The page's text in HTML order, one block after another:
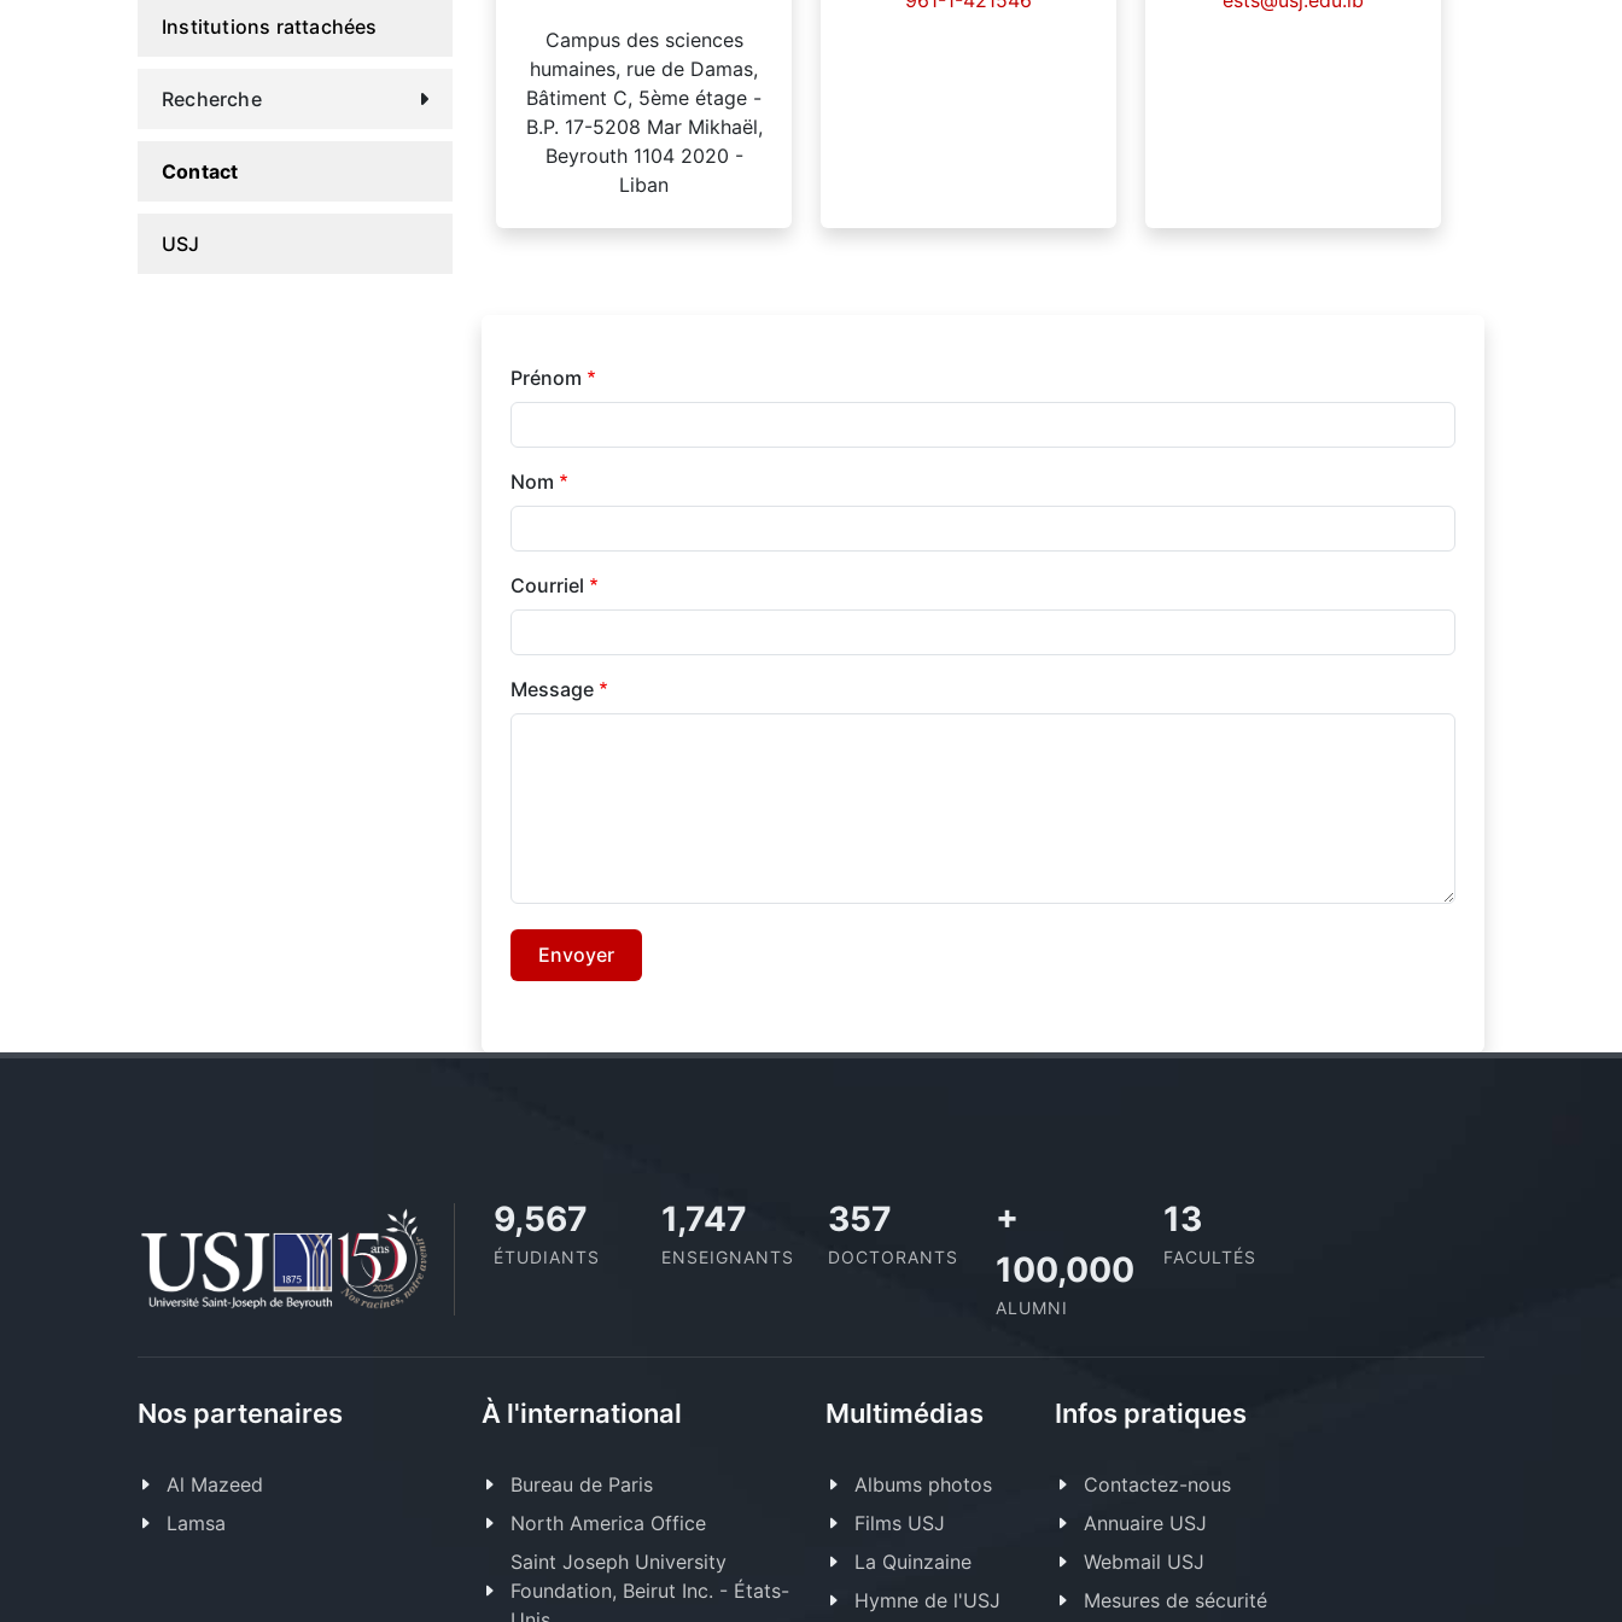
Institutions rattachées
Recherche
Contact
USJ
Campus des sciences
humaines, rue de Damas,
Bâtiment C, 5ème étage -
B.P. 17-5208 Mar Mikhaël,
Beyrouth 1104 2020 -
Liban
Prénom
Nom
Courriel
Message
11,110
ÉTUDIANTS
2,029
ENSEIGNANTS
414
DOCTORANTS
+
100,000
ALUMNI
13
FACULTÉS
Nos partenaires
Al Mazeed
Lamsa
À l'international
Bureau de Paris
North America Office
Saint Joseph University
Foundation, Beirut Inc. - États-
Multimédias
Albums photos
Films USJ
La Quinzaine
Hymne de l'USJ
Infos pratiques
Contactez-nous
Annuaire USJ
Webmail USJ
Mesures de sécurité